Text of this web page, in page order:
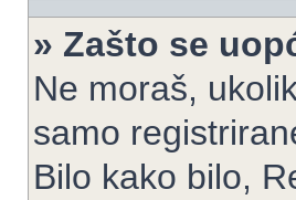
» Zašto se
Ne moraš,
samo
Bilo kako bilo,